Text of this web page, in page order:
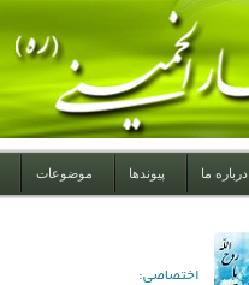
درباره ما پیوندها موضوعات
اختصاصی: